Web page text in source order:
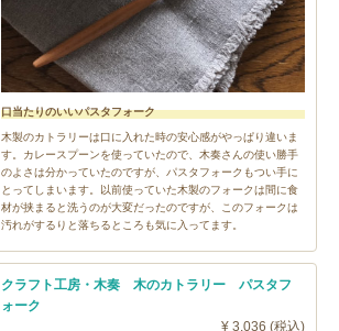
口当たりのいいパスタフォーク
木製のカトラリーは口に入れた時の安心感がやっぱり違いま
す。カレースプーンを使っていたので、木奏さんの使い勝手
のよさは分かっていたのですが、パスタフォークもつい手に
とってしまいます。以前使っていた木製のフォークは間に食
材が挟まると洗うのが大変だったのですが、このフォークは
汚れがするりと落ちるところも気に入ってます。
クラフト工房・木奏 木のカトラリー パスタフ
ォーク
¥ 3,036 (税込)